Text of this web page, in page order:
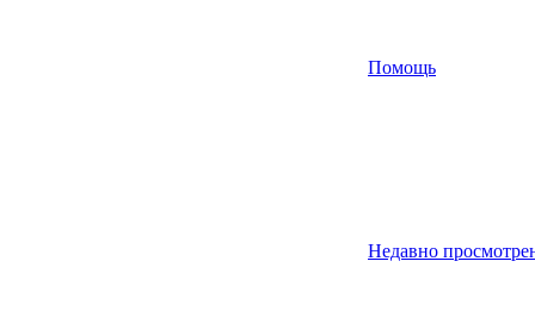
Помощь
Недавно